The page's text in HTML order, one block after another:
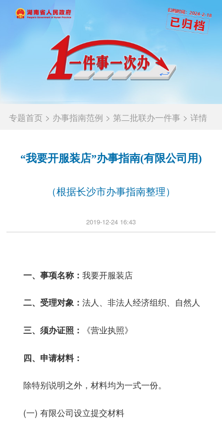
专题首页 > 办事指南范例 > 第二批联办一件事 > 详情
“我要开服装店”办事指南(有限公司用)
（根据长沙市办事指南整理）
2019-12-24 16:43
一、事项名称： 我要开服装店
二、受理对象： 法人、非法人经济组织、自然人
三、须办证照： 《营业执照》
四、申请材料：
除特别说明之外，材料均为一式一份。
(一) 有限公司设立提交材料